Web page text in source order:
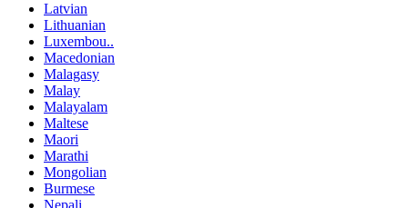
Latvian
Lithuanian
Luxembou..
Macedonian
Malagasy
Malay
Malayalam
Maltese
Maori
Marathi
Mongolian
Burmese